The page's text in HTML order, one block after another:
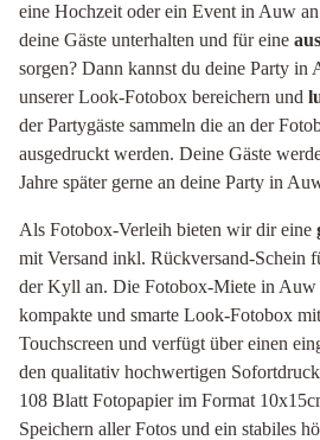
eine Hochzeit oder ein Event in Auw
deine Gäste unterhalten und für eine
sorgen? Dann kannst du deine Party
unserer Look-Fotobox bereichern und
der Partygäste sammeln die an der
ausgedruckt werden. Deine Gäste
Jahre später gerne an deine Party in
Als Fotobox-Verleih bieten wir dir eine
mit Versand inkl. Rückversand-Schein
der Kyll an. Die Fotobox-Miete in Auw
kompakte und smarte Look-Fotobox
Touchscreen und verfügt über einen
den qualitativ hochwertigen Sofortdruck
108 Blatt Fotopapier im Format
Speichern aller Fotos und ein stabiles